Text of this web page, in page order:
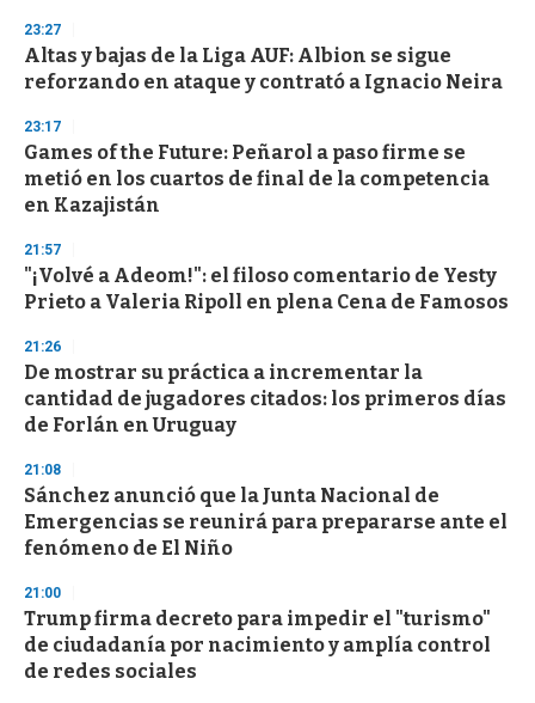
d
s
23:27
Altas y bajas de la Liga AUF: Albion se sigue
reforzando en ataque y contrató a Ignacio Neira
23:17
Games of the Future: Peñarol a paso firme se
metió en los cuartos de final de la competencia
en Kazajistán
21:57
"¡Volvé a Adeom!": el filoso comentario de Yesty
Prieto a Valeria Ripoll en plena Cena de Famosos
21:26
De mostrar su práctica a incrementar la
cantidad de jugadores citados: los primeros días
de Forlán en Uruguay
21:08
Sánchez anunció que la Junta Nacional de
Emergencias se reunirá para prepararse ante el
fenómeno de El Niño
21:00
Trump firma decreto para impedir el "turismo"
de ciudadanía por nacimiento y amplía control
de redes sociales